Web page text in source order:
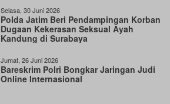
Selasa, 30 Juni 2026
Polda Jatim Beri Pendampingan Korban
Dugaan Kekerasan Seksual Ayah
Kandung di Surabaya
Jumat, 26 Juni 2026
Bareskrim Polri Bongkar Jaringan Judi
Online Internasional